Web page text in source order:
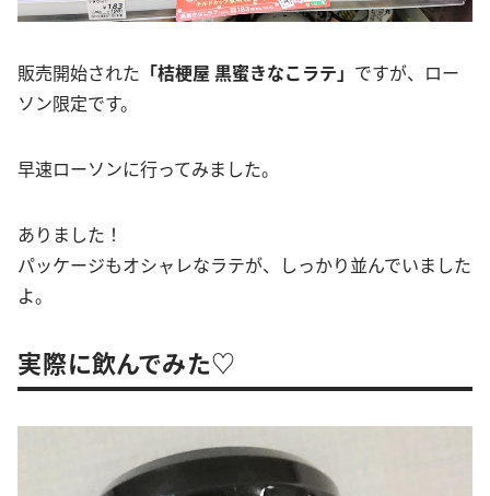
販売開始された 「桔梗屋 黒蜜きなこラテ」 ですが、ロー
ソン限定です。
早速ローソンに行ってみました。
ありました！
パッケージもオシャレなラテが、しっかり並んでいました
よ。
実際に飲んでみた♡